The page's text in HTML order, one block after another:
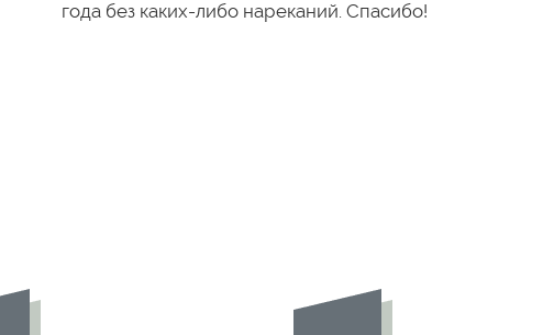
года без каких-либо нареканий. Спасибо!